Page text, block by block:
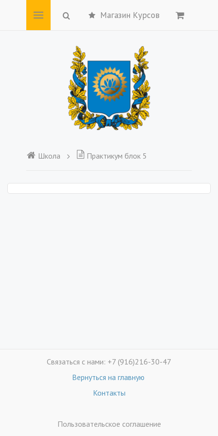
Магазин Курсов
Школа Практикум блок 5
Связаться с нами: +7 (916)216-30-47
Вернуться на главную
Контакты
Пользовательское соглашение